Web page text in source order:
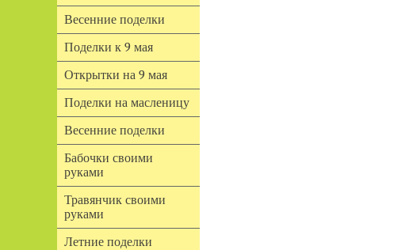
Весенние поделки
Поделки к 9 мая
Открытки на 9 мая
Поделки на масленицу
Весенние поделки
Бабочки своими
руками
Травянчик своими
руками
Летние поделки